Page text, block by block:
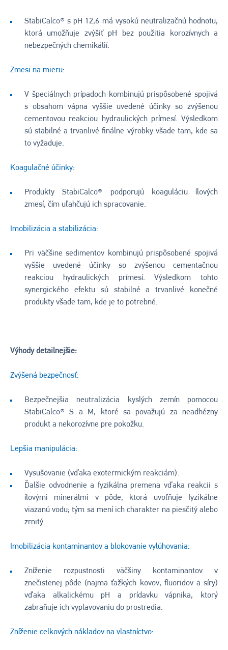
StabiCalco® s pH 12,6 má vysokú neutralizačnú hodnotu,
ktorá umožňuje zvýšiť pH bez použitia korozívnych a
nebezpečných chemikálií.
Zmesi na mieru:
V špeciálnych prípadoch kombinujú prispôsobené spojivá
s obsahom vápna vyššie uvedené účinky so zvýšenou
cementovou reakciou hydraulických prímesí. Výsledkom
sú stabilné a trvanlivé finálne výrobky všade tam, kde sa
to vyžaduje.
Koagulačné účinky:
Produkty StabiCalco® podporujú koaguláciu ílových
zmesí, čím uľahčujú ich spracovanie.
Imobilizácia a stabilizácia:
Pri väčšine sedimentov kombinujú prispôsobené spojivá
vyššie uvedené účinky so zvýšenou cementačnou
reakciou hydraulických prímesí. Výsledkom tohto
synergického efektu sú stabilné a trvanlivé konečné
produkty všade tam, kde je to potrebné.
Výhody detailnejšie:
Zvýšená bezpečnosť:
Bezpečnejšia neutralizácia kyslých zemín pomocou
StabiCalco® S a M, ktoré sa považujú za neadhézny
produkt a nekorozívne pre pokožku.
Lepšia manipulácia:
Vysušovanie (vďaka exotermickým reakciám).
Ďalšie odvodnenie a fyzikálna premena vďaka reakcii s
ílovými minerálmi v pôde, ktorá uvoľňuje fyzikálne
viazanú vodu; tým sa mení ich charakter na piesčitý alebo
zrnitý.
Imobilizácia kontaminantov a blokovanie vylúhovania:
Zníženie rozpustnosti väčšiny kontaminantov v
znečistenej pôde (najmä ťažkých kovov, fluoridov a síry)
vďaka alkalickému pH a prídavku vápnika, ktorý
zabraňuje ich vyplavovaniu do prostredia.
Zníženie celkových nákladov na vlastníctvo: